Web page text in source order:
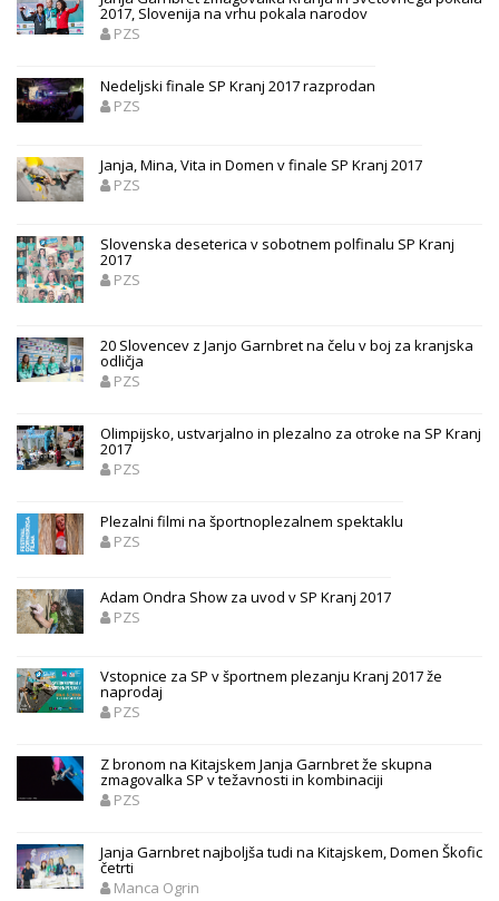
2017, Slovenija na vrhu pokala narodov
PZS
Nedeljski finale SP Kranj 2017 razprodan
PZS
Janja, Mina, Vita in Domen v finale SP Kranj 2017
PZS
Slovenska deseterica v sobotnem polfinalu SP Kranj
2017
PZS
20 Slovencev z Janjo Garnbret na čelu v boj za kranjska
odličja
PZS
Olimpijsko, ustvarjalno in plezalno za otroke na SP Kranj
2017
PZS
Plezalni filmi na športnoplezalnem spektaklu
PZS
Adam Ondra Show za uvod v SP Kranj 2017
PZS
Vstopnice za SP v športnem plezanju Kranj 2017 že
naprodaj
PZS
Z bronom na Kitajskem Janja Garnbret že skupna
zmagovalka SP v težavnosti in kombinaciji
PZS
Janja Garnbret najboljša tudi na Kitajskem, Domen Škofic
četrti
Manca Ogrin